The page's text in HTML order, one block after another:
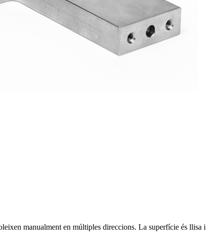
manualment en múltiples direccions. La superfície és llisa i